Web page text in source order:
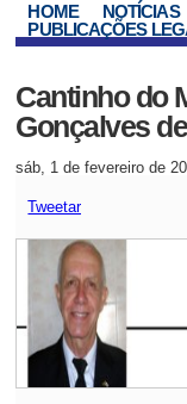
HOME NOTÍCIAS
PUBLICAÇÕES
Cantinho do
Gonçalves
sáb, 1 de fevereiro de
Tweetar